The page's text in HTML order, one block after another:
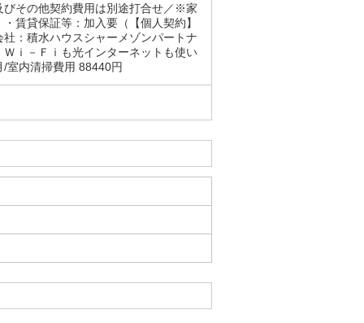
びその他契約費用は別途打合せ／※家
賃貸保証等：加入要（【個人契約】
：積水ハウスシャーメゾンパートナ
ｉ－Ｆｉも光インターネットも使い
室内清掃費用 88440円